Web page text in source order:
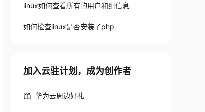
ad -> ../../sdb7
-> ../../sdb8
linux如何查看所有的用户和组信息
如何检查linux是否安装了php
加入云驻计划，成为创作者
华为云周边好礼